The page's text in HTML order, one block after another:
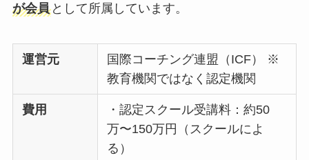
が会員として所属しています。
運営元
国際コーチング連盟（ICF） ※
教育機関ではなく認定機関
費用
・認定スクール受講料：約50
万〜150万円（スクールによ
る）